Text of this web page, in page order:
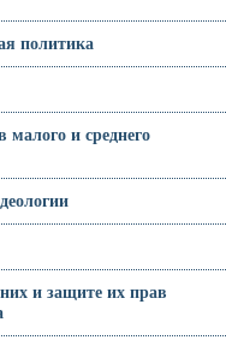
политика
малого и среднего
и защите их прав